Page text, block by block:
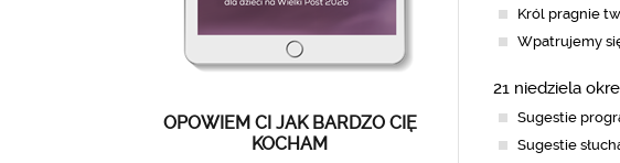
OPOWIEM CI JAK BARDZO CIĘ
KOCHAM
Król pragnie
Wpatrujemy
21 niedziela
Sugestie
Sugestie